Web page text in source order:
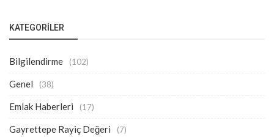
KATEGORILER
Bilgilendirme (102)
Genel (38)
Emlak Haberleri (17)
Gayrettepe Rayiç Değeri (7)